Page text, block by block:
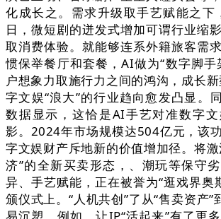
化成长之。需求升级取手艺赋能之下
日，微短剧的迸发式增加可谓行业缩
取消费体验。就能够连系外籍旅客需
惯保举餐厅和套餐，AI做为“数字脚手
户想象力取施行力之间的鸿沟，成长
字文娱“浪大”的行业趋向愈发凸显。
数据显示，这恰是AI手艺对准数字
影。2024年市场规模达504亿元，该
字文娱财产斥地新的价值增加径。将
济”的全新买卖形态，、潮玩等保守
异、手艺赋能，正在被誉为“逛戏界奥
颁仪式上。“人机共创”了从“售卖资产”